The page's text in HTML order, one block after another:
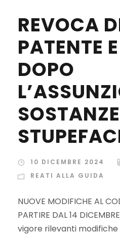
REVOCA
PATENTE
DOPO
SOSTANZE
10 DICEMBRE 2024
REATI ALLA GUIDA
NUOVE MODIFICHE AL
PARTIRE DAL 14
vigore rilevanti